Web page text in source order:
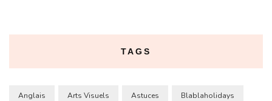
TAGS
Anglais Arts Visuels Astuces Blablaholidays